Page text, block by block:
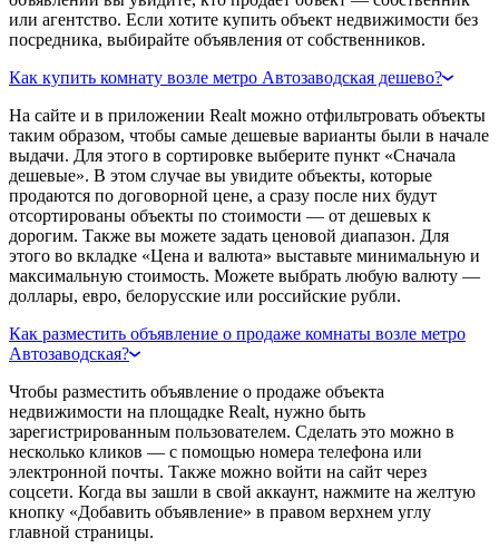
или агентство. Если хотите купить объект недвижимости без
посредника, выбирайте объявления от собственников.
Как купить комнату возле метро Автозаводская дешево?
На сайте и в приложении Realt можно отфильтровать объекты
таким образом, чтобы самые дешевые варианты были в начале
выдачи. Для этого в сортировке выберите пункт «Сначала
дешевые». В этом случае вы увидите объекты, которые
продаются по договорной цене, а сразу после них будут
отсортированы объекты по стоимости — от дешевых к
дорогим. Также вы можете задать ценовой диапазон. Для
этого во вкладке «Цена и валюта» выставьте минимальную и
максимальную стоимость. Можете выбрать любую валюту —
доллары, евро, белорусские или российские рубли.
Как разместить объявление о продаже комнаты возле метро
Автозаводская?
Чтобы разместить объявление о продаже объекта
недвижимости на площадке Realt, нужно быть
зарегистрированным пользователем. Сделать это можно в
несколько кликов — с помощью номера телефона или
электронной почты. Также можно войти на сайт через
соцсети. Когда вы зашли в свой аккаунт, нажмите на желтую
кнопку «Добавить объявление» в правом верхнем углу
главной страницы.